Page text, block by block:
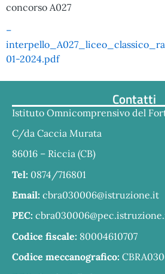
concorso A027
–
01-2024.pdf
Contatti
Istituto Omnicomprensivo del
C/da Caccia Murata
86016 – Riccia (CB)
Tel: 0874/716801
Email: cbra030006@istruzione.it
PEC:
Codice fiscale: 80004610707
Codice meccanografico: